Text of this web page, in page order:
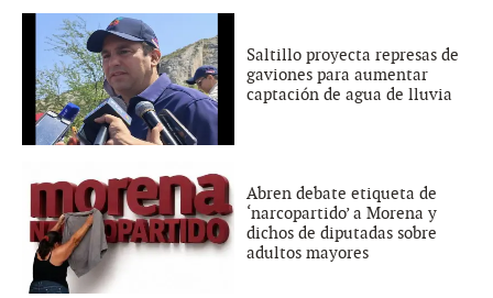
Saltillo proyecta represas de
gaviones para aumentar
captación de agua de lluvia
Abren debate etiqueta de
‘narcopartido’ a Morena y
dichos de diputadas sobre
adultos mayores